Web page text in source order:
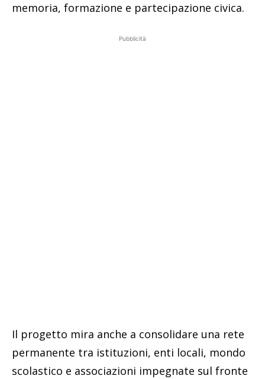
memoria, formazione e partecipazione civica.
Pubblicità
Il progetto mira anche a consolidare una rete
permanente tra istituzioni, enti locali, mondo
scolastico e associazioni impegnate sul fronte